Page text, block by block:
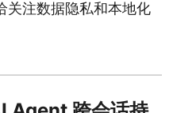
关注数据隐私和本地化